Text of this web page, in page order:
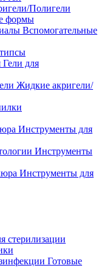
Полигели
формы
Вспомогательные
Гели для
Жидкие акригели/
Инструменты для
Инструменты
Инструменты для
стерилизации
Готовые